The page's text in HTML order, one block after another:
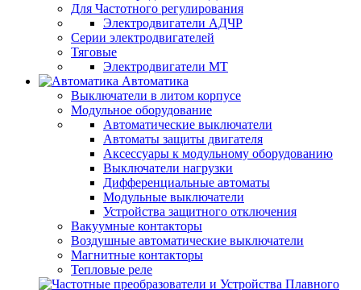
Для Частотного регулирования
Электродвигатели АДЧР
Серии электродвигателей
Тяговые
Электродвигатели МТ
Автоматика
Выключатели в литом корпусе
Модульное оборудование
Автоматические выключатели
Автоматы защиты двигателя
Аксессуары к модульному оборудованию
Выключатели нагрузки
Дифференциальные автоматы
Модульные выключатели
Устройства защитного отключения
Вакуумные контакторы
Воздушные автоматические выключатели
Магнитные контакторы
Тепловые реле